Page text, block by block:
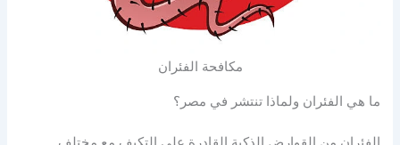
مكافحة الفئران
ما هي الفئران ولماذا تنتشر في مصر؟